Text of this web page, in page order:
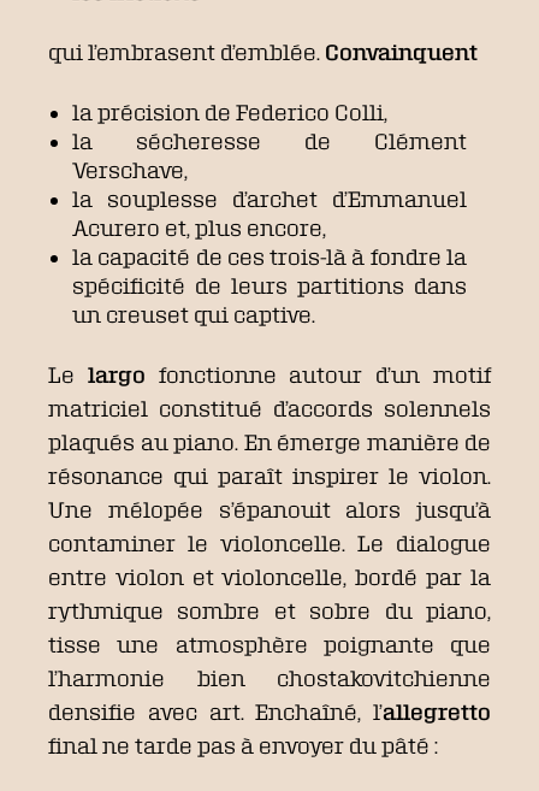
qui l’embrasent d’emblée. Convainquent
la précision de Federico Colli,
la sécheresse de Clément
Verschave,
la souplesse d’archet d’Emmanuel
Acurero et, plus encore,
la capacité de ces trois-là à fondre la
spécificité de leurs partitions dans
un creuset qui captive.
Le largo fonctionne autour d’un motif
matriciel constitué d’accords solennels
plaqués au piano. En émerge manière de
résonance qui paraît inspirer le violon.
Une mélopée s’épanouit alors jusqu’à
contaminer le violoncelle. Le dialogue
entre violon et violoncelle, bordé par la
rythmique sombre et sobre du piano,
tisse une atmosphère poignante que
l’harmonie bien chostakovitchienne
densifie avec art. Enchaîné, l’allegretto
final ne tarde pas à envoyer du pâté :